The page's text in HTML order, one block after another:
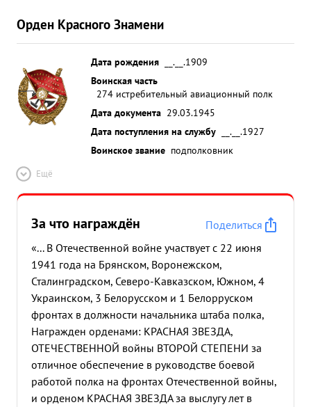
Орден Красного Знамени
Дата рождения
__.__.1909
Воинская часть
274 истребительный авиационный полк
Дата документа 29.03.1945
Дата поступления на службу
__.__.1927
Воинское звание подполковник
Ещё
За что награждён
Поделиться
«... В Отечественной войне участвует с 22 июня
1941 года на Брянском, Воронежском,
Сталинградском, Северо-Кавказском, Южном, 4
Украинском, 3 Белорусском и 1 Белорруском
фронтах в должности начальника штаба полка,
Награжден орденами: КРАСНАЯ ЗВЕЗДА,
ОТЕЧЕСТВЕННОЙ войны ВТОРОЙ СТЕПЕНИ за
отличное обеспечение в руководстве боевой
работой полка на фронтах Отечественной войны,
и орденом КРАСНАЯ ЗВЕЗДА за выслугу лет в